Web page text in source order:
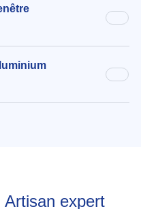
Artisan expert